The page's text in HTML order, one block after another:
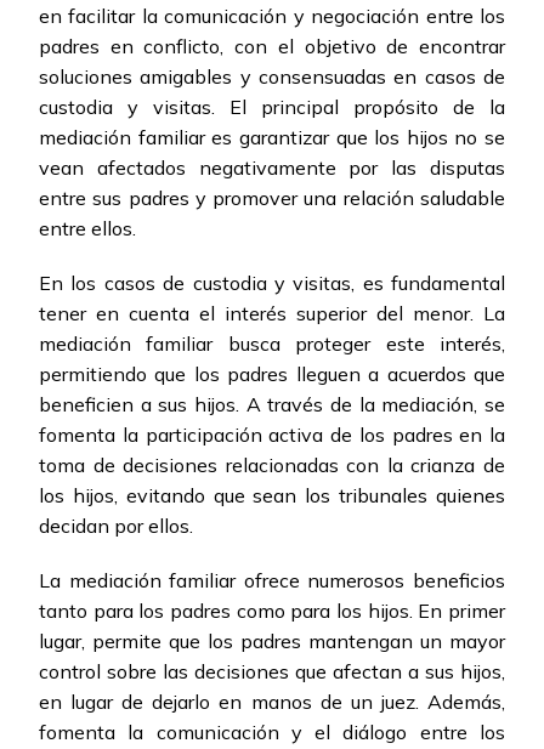
en facilitar la comunicación y negociación entre los
padres en conflicto, con el objetivo de encontrar
soluciones amigables y consensuadas en casos de
custodia y visitas. El principal propósito de la
mediación familiar es garantizar que los hijos no se
vean afectados negativamente por las disputas
entre sus padres y promover una relación saludable
entre ellos.
En los casos de custodia y visitas, es fundamental
tener en cuenta el interés superior del menor. La
mediación familiar busca proteger este interés,
permitiendo que los padres lleguen a acuerdos que
beneficien a sus hijos. A través de la mediación, se
fomenta la participación activa de los padres en la
toma de decisiones relacionadas con la crianza de
los hijos, evitando que sean los tribunales quienes
decidan por ellos.
La mediación familiar ofrece numerosos beneficios
tanto para los padres como para los hijos. En primer
lugar, permite que los padres mantengan un mayor
control sobre las decisiones que afectan a sus hijos,
en lugar de dejarlo en manos de un juez. Además,
fomenta la comunicación y el diálogo entre los